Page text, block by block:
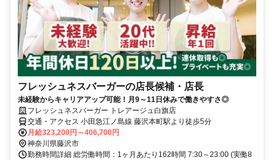
フレッシュネスバーガーの店長候補・店長
未経験からキャリアアップ可能！月9～11日休みで働きやすさ◎
フレッシュネスバーガー トレアージュ白旗店
交通・アクセス 小田急江ノ島線 藤沢本町駅より徒歩5分
月給323,200円～406,700円
神奈川県藤沢市
勤務時間詳細 総労働時間：1ヶ月あたり162時間 7:30～23:00 (実働8